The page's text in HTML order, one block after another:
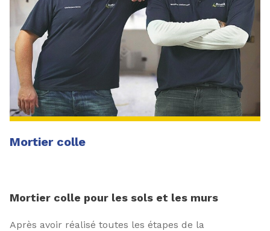
Mortier colle
Mortier colle pour les sols et les murs
Après avoir réalisé toutes les étapes de la